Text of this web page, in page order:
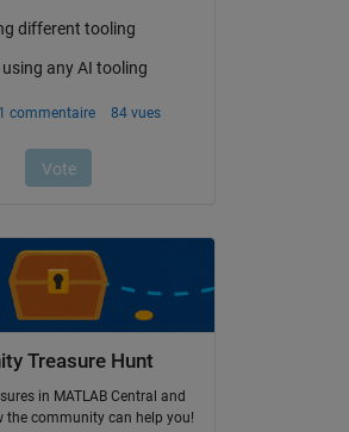
Treasure Hunt
in MATLAB Central and
the community can help you!